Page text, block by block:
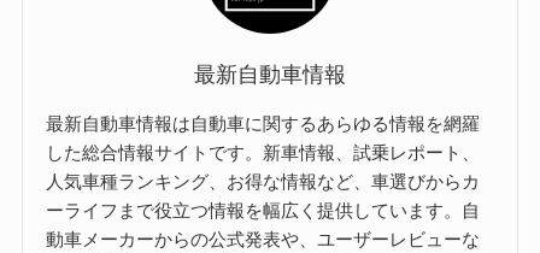
最新自動車情報
最新自動車情報は自動車に関するあらゆる情報を網羅
した総合情報サイトです。新車情報、試乗レポート、
人気車種ランキング、お得な情報など、車選びからカ
ーライフまで役立つ情報を幅広く提供しています。自
動車メーカーからの公式発表や、ユーザーレビューな